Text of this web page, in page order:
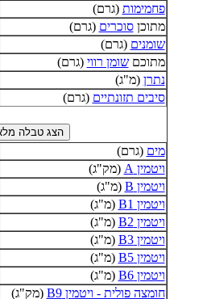
פחמימות (גרם)
מתוכןסוכרים (גרם)
שומנים (גרם)
מתוכםשומן רווי (גרם)
נתרן (מ"ג)
סיבים תזונתיים (גרם)
מים (גרם)
ויטמין A
(מק"ג)
ויטמין B
(מ"ג)
ויטמין B1
(מ"ג)
ויטמין B2
(מ"ג)
ויטמין B3
(מ"ג)
ויטמין B5
(מ"ג)
ויטמין B6
(מ"ג)
חומצה פולית - ויטמין B9
(מק"ג)